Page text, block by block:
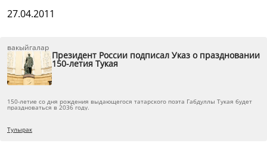
27.04.2011
вакыйгалар
Президент России подписал Указ о праздновании
150-летия Тукая
150-летие со дня рождения выдающегося татарского поэта Габдуллы Тукая будет
праздноваться в 2036 году.
Тулырак